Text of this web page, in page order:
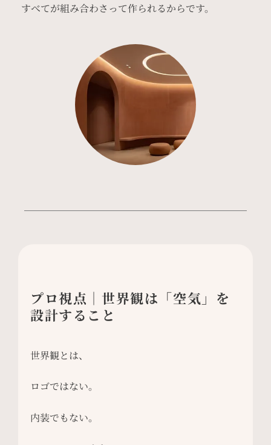
すべてが組み合わさって作られるからです。
プロ視点｜世界観は「空気」を
設計すること
世界観とは、
ロゴではない。
内装でもない。